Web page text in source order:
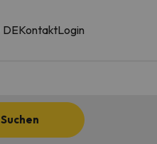
DEKontaktLogin
Suchen